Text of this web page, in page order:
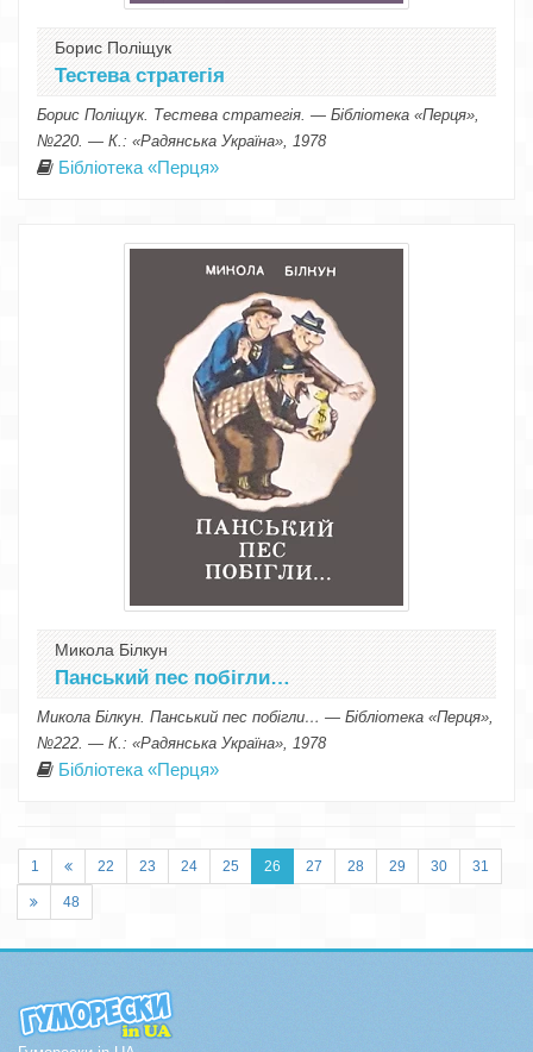
Борис Поліщук
Тестева стратегія
Борис Поліщук. Тестева стратегія. — Бібліотека «Перця»,
№220. — К.: «Радянська Україна», 1978
Бібліотека «Перця»
Микола Білкун
Панський пес побігли…
Микола Білкун. Панський пес побігли… — Бібліотека «Перця»,
№222. — К.: «Радянська Україна», 1978
Бібліотека «Перця»
1 22 23 24 25 26 27 28 29 30 31
48